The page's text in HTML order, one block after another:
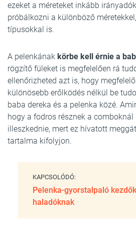
ezeket a méreteket inkább
próbálkozni a különböző
típusokkal is.
A pelenkának körbe kell érnie a
rögzítő füleket is megfelelően rá
ellenőrizheted azt is, hogy
különösebb erőlködés nélkül be
baba dereka és a pelenka közé.
hogy a fodros résznek a
illeszkednie, mert ez hívatott
tartalma kifolyjon.
KAPCSOLÓDÓ:
Pelenka-gyorstalpaló
haladóknak